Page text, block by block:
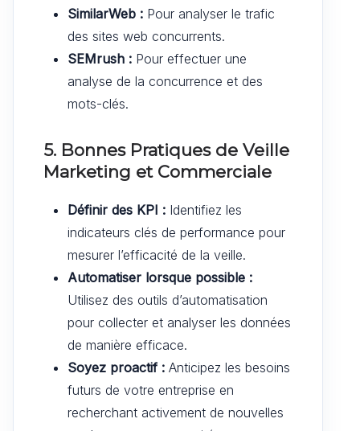
SimilarWeb : Pour analyser le trafic
des sites web concurrents.
SEMrush : Pour effectuer une
analyse de la concurrence et des
mots-clés.
5. Bonnes Pratiques de Veille
Marketing et Commerciale
Définir des KPI : Identifiez les
indicateurs clés de performance pour
mesurer l’efficacité de la veille.
Automatiser lorsque possible :
Utilisez des outils d’automatisation
pour collecter et analyser les données
de manière efficace.
Soyez proactif : Anticipez les besoins
futurs de votre entreprise en
recherchant activement de nouvelles